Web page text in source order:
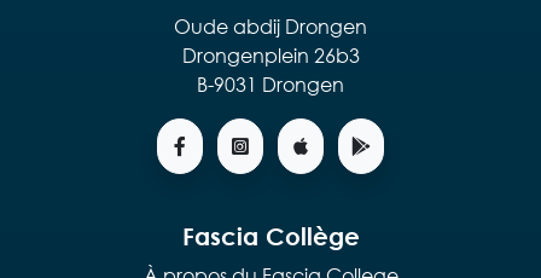
Oude abdij Drongen
Drongenplein 26b3
B-9031 Drongen
Fascia Collège